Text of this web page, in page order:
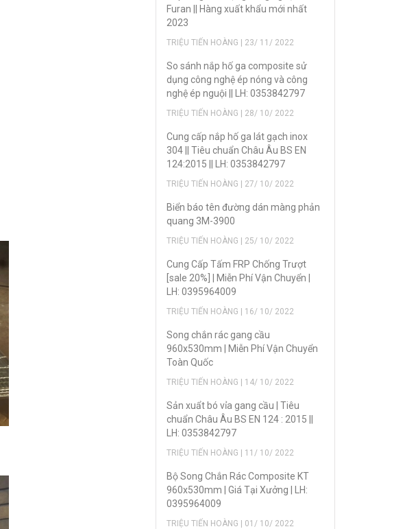
Furan || Hàng xuất khẩu mới nhất
2023
TRIỆU TIẾN HOÀNG | 23/ 11/ 2022
So sánh nắp hố ga composite sử
dụng công nghệ ép nóng và công
nghệ ép nguội || LH: 0353842797
TRIỆU TIẾN HOÀNG | 28/ 10/ 2022
Cung cấp nắp hố ga lát gạch inox
304 || Tiêu chuẩn Châu Âu BS EN
124:2015 || LH: 0353842797
TRIỆU TIẾN HOÀNG | 27/ 10/ 2022
Biển báo tên đường dán màng phản
quang 3M-3900
TRIỆU TIẾN HOÀNG | 25/ 10/ 2022
Cung Cấp Tấm FRP Chống Trượt
[sale 20%] | Miễn Phí Vận Chuyển |
LH: 0395964009
TRIỆU TIẾN HOÀNG | 16/ 10/ 2022
Song chắn rác gang cầu
960x530mm | Miễn Phí Vận Chuyển
Toàn Quốc
TRIỆU TIẾN HOÀNG | 14/ 10/ 2022
Sản xuẩt bó vỉa gang cầu | Tiêu
chuẩn Châu Âu BS EN 124 : 2015 ||
LH: 0353842797
TRIỆU TIẾN HOÀNG | 11/ 10/ 2022
Bộ Song Chắn Rác Composite KT
960x530mm | Giá Tại Xưởng | LH:
0395964009
TRIỆU TIẾN HOÀNG | 01/ 10/ 2022